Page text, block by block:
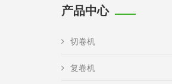
产品中心
切卷机
复卷机